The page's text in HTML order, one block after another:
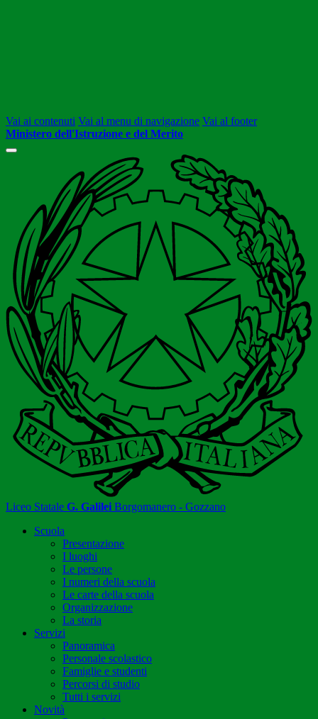
Vai ai contenuti Vai al menu di navigazione Vai al footer
Ministero dell'Istruzione e del Merito
Liceo Statale G. Galilei Borgomanero - Gozzano
Scuola
Presentazione
I luoghi
Le persone
I numeri della scuola
Le carte della scuola
Organizzazione
La storia
Servizi
Panoramica
Personale scolastico
Famiglie e studenti
Percorsi di studio
Tutti i servizi
Novità